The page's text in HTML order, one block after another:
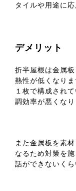
タイルや用途に
デメリット
折半屋根は金属
熱性が低くなり
１枚で構成され
調効率が悪くなり
また金属板を素
なるため対策を
話ができないく